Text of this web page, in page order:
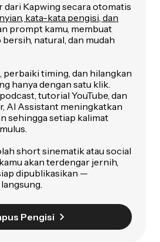
dari Kapwing secara otomatis
kata-kata pengisi, dan
prompt kamu, membuat
natural, dan mudah
timing, dan hilangkan
hanya dengan satu klik.
tutorial YouTube, dan
AI Assistant meningkatkan
sehingga setiap kalimat
short sinematik atau social
akan terdengar jernih,
dipublikasikan —
Pengisi